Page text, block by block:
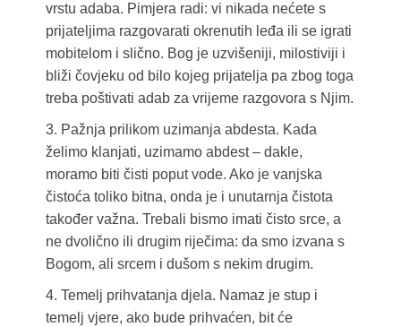
vrstu adaba. Pimjera radi: vi nikada nećete s
prijateljima razgovarati okrenutih leđa ili se igrati
mobitelom i slično. Bog je uzvišeniji, milostiviji i
bliži čovjeku od bilo kojeg prijatelja pa zbog toga
treba poštivati adab za vrijeme razgovora s Njim.
3. Pažnja prilikom uzimanja abdesta. Kada
želimo klanjati, uzimamo abdest – dakle,
moramo biti čisti poput vode. Ako je vanjska
čistoća toliko bitna, onda je i unutarnja čistota
također važna. Trebali bismo imati čisto srce, a
ne dvolično ili drugim riječima: da smo izvana s
Bogom, ali srcem i dušom s nekim drugim.
4. Temelj prihvatanja djela. Namaz je stup i
temelj vjere, ako bude prihvaćen, bit će